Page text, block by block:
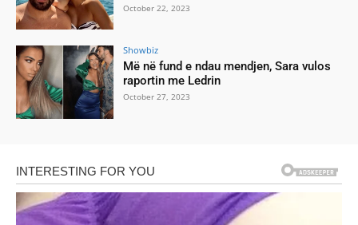
October 22, 2023
Showbiz
Më në fund e ndau mendjen, Sara vulos
raportin me Ledrin
October 27, 2023